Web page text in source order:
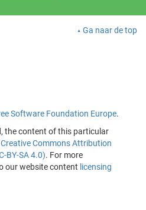
Ga naar de top
Software Foundation Europe.
the content of this particular
Creative Commons Attribution
BY-SA 4.0). For more
our website content licensing